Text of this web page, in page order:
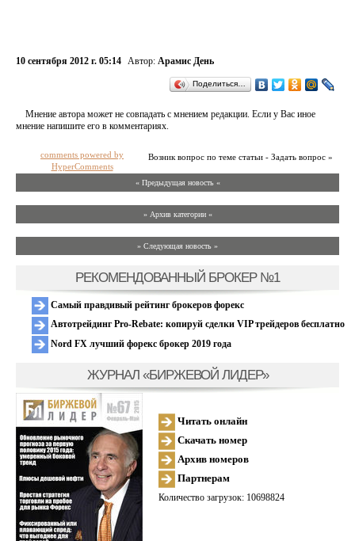
10 сентября 2012 г. 05:14 Автор: Арамис День
Поделиться…
Мнение автора может не совпадать с мнением редакции. Если у Вас иное
мнение напишите его в комментариях.
Возник вопрос по теме статьи - Задать вопрос »
comments powered by
HyperComments
« Предыдущая новость «
» Архив категории «
» Следующая новость »
РЕКОМЕНДОВАННЫЙ БРОКЕР №1
Самый правдивый рейтинг брокеров форекс
Автотрейдинг Pro-Rebate: копируй сделки VIP трейдеров бесплатно
Nord FX лучший форекс брокер 2019 года
ЖУРНАЛ «БИРЖЕВОЙ ЛИДЕР»
Читать онлайн
Скачать номер
Архив номеров
Партнерам
Количество загрузок: 10698824